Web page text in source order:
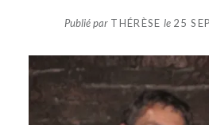
Publié par THÉRÈSE le 25